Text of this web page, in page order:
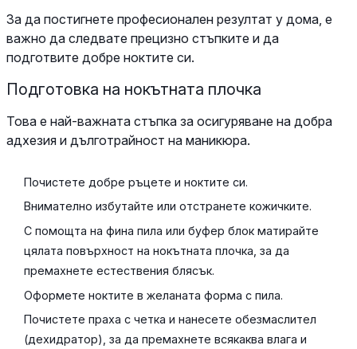
За да постигнете професионален резултат у дома, е
важно да следвате прецизно стъпките и да
подготвите добре ноктите си.
Подготовка на нокътната плочка
Това е най-важната стъпка за осигуряване на добра
адхезия и дълготрайност на маникюра.
Почистете добре ръцете и ноктите си.
Внимателно избутайте или отстранете кожичките.
С помощта на фина пила или буфер блок матирайте
цялата повърхност на нокътната плочка, за да
премахнете естествения блясък.
Оформете ноктите в желаната форма с пила.
Почистете праха с четка и нанесете обезмаслител
(дехидратор), за да премахнете всякаква влага и